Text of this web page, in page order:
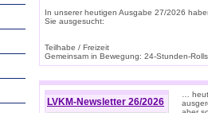
In unserer heutigen Ausgabe 27/2026
Sie ausgesucht:
Teilhabe / Freizeit
Gemeinsam in Bewegung: 24-Stunden-
LVKM-Newsletter 26/2026
…